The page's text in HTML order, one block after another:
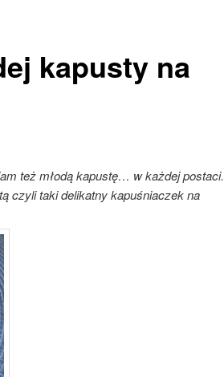
kapusty na
też młodą kapustę… w każdej postaci.
czyli taki delikatny kapuśniaczek na